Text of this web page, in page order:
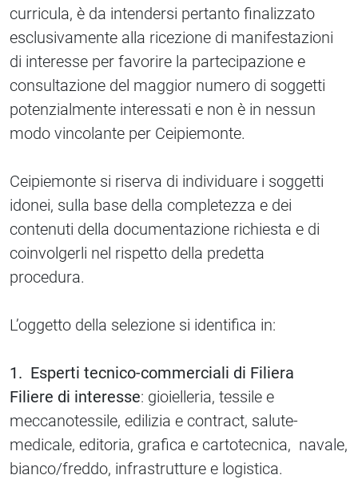
curricula, è da intendersi pertanto finalizzato
esclusivamente alla ricezione di manifestazioni
di interesse per favorire la partecipazione e
consultazione del maggior numero di soggetti
potenzialmente interessati e non è in nessun
modo vincolante per Ceipiemonte.
Ceipiemonte si riserva di individuare i soggetti
idonei, sulla base della completezza e dei
contenuti della documentazione richiesta e di
coinvolgerli nel rispetto della predetta
procedura.
L’oggetto della selezione si identifica in:
1. Esperti tecnico-commerciali di Filiera
Filiere di interesse: gioielleria, tessile e
meccanotessile, edilizia e contract, salute-
medicale, editoria, grafica e cartotecnica, navale,
bianco/freddo, infrastrutture e logistica.